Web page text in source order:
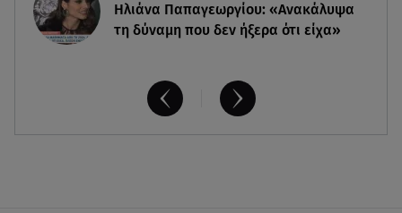
Ηλιάνα Παπαγεωργίου: «Ανακάλυψα
τη δύναμη που δεν ήξερα ότι είχα»